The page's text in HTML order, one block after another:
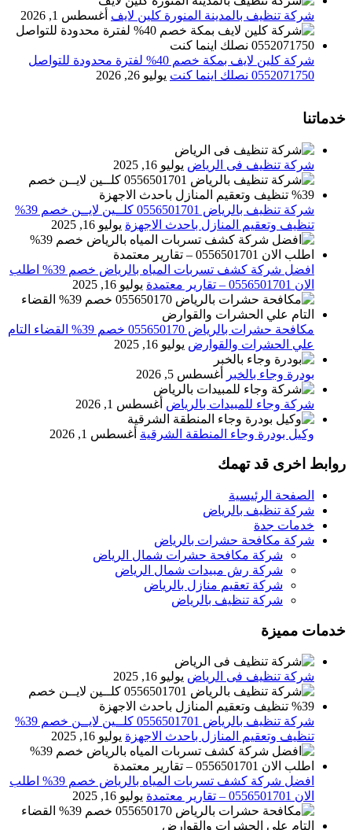
شركة تنظيف بالمدينة المنورة كلين لايف أغسطس 1, 2026
شركة كلين لايف بمكة خصم 40% لفترة محدودة للتواصل
0552071750 نصلك اينما كنت
يوليو 26, 2026
خدماتنا
شركة تنظيف فى الرياض يوليو 16, 2025
شركة تنظيف بالرياض 0556501701 كلــين لايــن خصم 39%
تنظيف وتعقيم المنازل باحدث الاجهزة يوليو 16, 2025
افضل شركة كشف تسربات المياه بالرياض خصم 39% اطلب
الان 0556501701‬‏ – تقارير معتمدة
يوليو 16, 2025
مكافحة حشرات بالرياض 055650170 خصم 39% القضاء التام
علي الحشرات والقوارض يوليو 16, 2025
بودرة وجاء بالخبر أغسطس 5, 2026
شركة وجاء للمبيدات بالرياض أغسطس 1, 2026
وكيل بودرة وجاء المنطقة الشرقية أغسطس 1, 2026
روابط اخرى قد تهمك
الصفحة الرئيسية
شركة تنظيف بالرياض
خدمات جدة
شركة مكافحة حشرات بالرياض
شركة مكافحة حشرات شمال الرياض
شركة رش مبيدات شمال الرياض
شركة تعقيم منازل بالرياض
شركة تنظيف بالرياض
خدمات مميزة
شركة تنظيف فى الرياض يوليو 16, 2025
شركة تنظيف بالرياض 0556501701 كلــين لايــن خصم 39%
تنظيف وتعقيم المنازل باحدث الاجهزة يوليو 16, 2025
افضل شركة كشف تسربات المياه بالرياض خصم 39% اطلب
الان 0556501701‬‏ – تقارير معتمدة
يوليو 16, 2025